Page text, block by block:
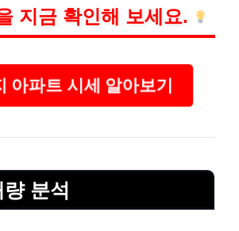
지금 확인해 보세요.
아파트 시세 알아보기
분석